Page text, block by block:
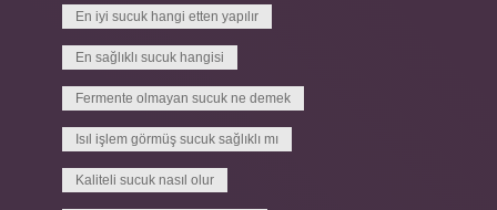
En iyi sucuk hangi etten yapılır
En sağlıklı sucuk hangisi
Fermente olmayan sucuk ne demek
Isıl işlem görmüş sucuk sağlıklı mı
Kaliteli sucuk nasıl olur